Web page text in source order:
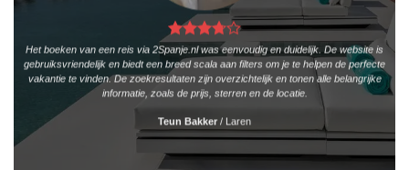
Het boeken van een reis via 2Spanje.nl was eenvoudig en duidelijk. De website is
gebruiksvriendelijk en biedt een breed scala aan filters om je te helpen de perfecte
vakantie te vinden. De zoekresultaten zijn overzichtelijk en tonen alle belangrijke
informatie, zoals de prijs, sterren en de locatie.
Teun Bakker / Laren